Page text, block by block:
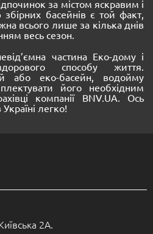
за містом яскравим і
збірних басейнів є той факт,
всього лише за кілька днів
весь сезон.
частина Еко-дому і
способу життя.
або еко-басейн, водойму
його необхідним
компанії BNV.UA. Ось
легко!
2А.